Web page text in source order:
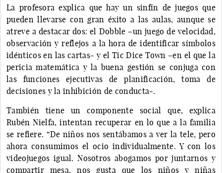
La profesora explica que hay un sinfín de juegos que
pueden llevarse con gran éxito a las aulas, aunque se
atreve a destacar dos: el Dobble –un juego de velocidad,
observación y reflejos a la hora de identificar símbolos
idénticos en las cartas- y el Tic Dice Town –en el que la
pericia matemática y la buena gestión se conjuga con
las funciones ejecutivas de planificación, toma de
decisiones y la inhibición de conducta-.
También tiene un componente social que, explica
Rubén Nielfa, intentan recuperar en lo que a la familia
se refiere. “De niños nos sentábamos a ver la tele, pero
ahora consumimos el ocio individualmente. Y con los
videojuegos igual. Nosotros abogamos por juntarnos y
compartir mesa, nos gusta que los niños y niñas